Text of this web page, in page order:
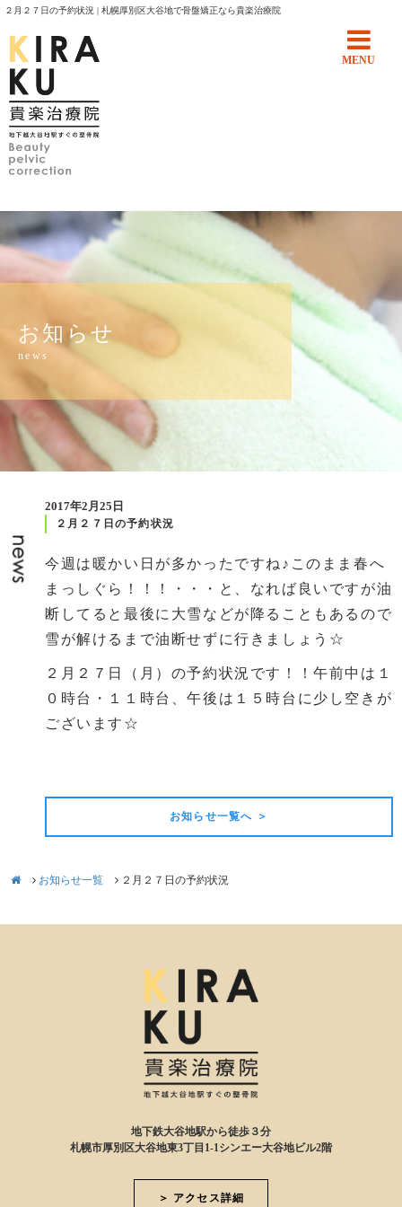
２月２７日の予約状況 | 札幌厚別区大谷地で骨盤矯正なら貴楽治療院
MENU
お知らせ
news
2017年2月25日
２月２７日の予約状況
今週は暖かい日が多かったですね♪このまま春へ
まっしぐら！！！・・・と、なれば良いですが油
断してると最後に大雪などが降ることもあるので
雪が解けるまで油断せずに行きましょう☆
２月２７日（月）の予約状況です！！午前中は１
０時台・１１時台、午後は１５時台に少し空きが
ございます☆
お知らせ一覧へ ＞
お知らせ一覧 ２月２７日の予約状況
地下鉄大谷地駅から徒歩３分
札幌市厚別区大谷地東3丁目1-1シンエー大谷地ビル2階
＞ アクセス詳細